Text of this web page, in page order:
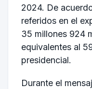
2024. De
referidos en el
35 millones 924
equivalentes al
presidencial.
Durante el